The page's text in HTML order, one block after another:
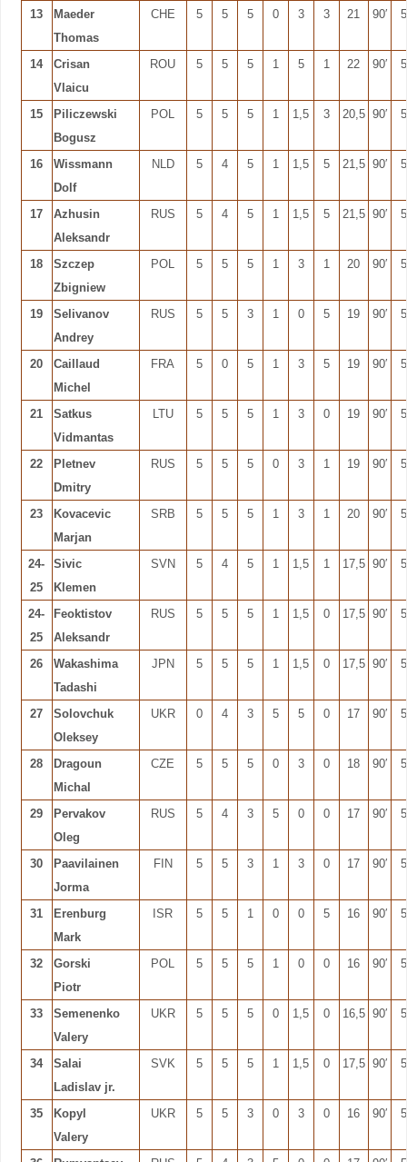
13
Maeder
Thomas
CHE 5 5 5 0 3 3 21 90′ 5
14
Crisan
Vlaicu
ROU 5 5 5 1 5 1 22 90′ 5
15
Piliczewski
Bogusz
POL 5 5 5 1 1,5 3 20,5 90′ 5
16
Wissmann
Dolf
NLD 5 4 5 1 1,5 5 21,5 90′ 5
17
Azhusin
Aleksandr
RUS 5 4 5 1 1,5 5 21,5 90′ 5
18
Szczep
Zbigniew
POL 5 5 5 1 3 1 20 90′ 5
19
Selivanov
Andrey
RUS 5 5 3 1 0 5 19 90′ 5
20
Caillaud
Michel
FRA 5 0 5 1 3 5 19 90′ 5
21
Satkus
Vidmantas
LTU 5 5 5 1 3 0 19 90′ 5
22
Pletnev
Dmitry
RUS 5 5 5 0 3 1 19 90′ 5
23
Kovacevic
Marjan
SRB 5 5 5 1 3 1 20 90′ 5
24-
25
Sivic
Klemen
SVN 5 4 5 1 1,5 1 17,5 90′ 5
24-
25
Feoktistov
Aleksandr
RUS 5 5 5 1 1,5 0 17,5 90′ 5
26
Wakashima
Tadashi
JPN 5 5 5 1 1,5 0 17,5 90′ 5
27
Solovchuk
Oleksey
UKR 0 4 3 5 5 0 17 90′ 5
28
Dragoun
Michal
CZE 5 5 5 0 3 0 18 90′ 5
29
Pervakov
Oleg
RUS 5 4 3 5 0 0 17 90′ 5
30
Paavilainen
Jorma
FIN 5 5 3 1 3 0 17 90′ 5
31
Erenburg
Mark
ISR 5 5 1 0 0 5 16 90′ 5
32
Gorski
Piotr
POL 5 5 5 1 0 0 16 90′ 5
33
Semenenko
Valery
UKR 5 5 5 0 1,5 0 16,5 90′ 5
34
Salai
Ladislav jr.
SVK 5 5 5 1 1,5 0 17,5 90′ 5
35
Kopyl
Valery
UKR 5 5 3 0 3 0 16 90′ 5